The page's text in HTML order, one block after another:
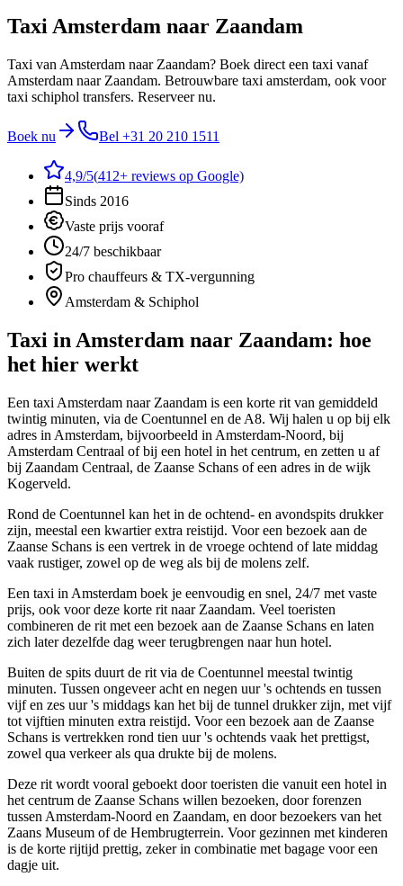
Taxi Amsterdam naar Zaandam
Taxi van Amsterdam naar Zaandam? Boek direct een taxi vanaf
Amsterdam naar Zaandam. Betrouwbare taxi amsterdam, ook voor
taxi schiphol transfers. Reserveer nu.
Boek nu Bel +31 20 210 1511
4,9/5(412+ reviews op Google)
Sinds 2016
Vaste prijs vooraf
24/7 beschikbaar
Pro chauffeurs & TX-vergunning
Amsterdam & Schiphol
Taxi in Amsterdam naar Zaandam: hoe
het hier werkt
Een taxi Amsterdam naar Zaandam is een korte rit van gemiddeld
twintig minuten, via de Coentunnel en de A8. Wij halen u op bij elk
adres in Amsterdam, bijvoorbeeld in Amsterdam-Noord, bij
Amsterdam Centraal of bij een hotel in het centrum, en zetten u af
bij Zaandam Centraal, de Zaanse Schans of een adres in de wijk
Kogerveld.
Rond de Coentunnel kan het in de ochtend- en avondspits drukker
zijn, meestal een kwartier extra reistijd. Voor een bezoek aan de
Zaanse Schans is een vertrek in de vroege ochtend of late middag
vaak rustiger, zowel op de weg als bij de molens zelf.
Een taxi in Amsterdam boek je eenvoudig en snel, 24/7 met vaste
prijs, ook voor deze korte rit naar Zaandam. Veel toeristen
combineren de rit met een bezoek aan de Zaanse Schans en laten
zich later dezelfde dag weer terugbrengen naar hun hotel.
Buiten de spits duurt de rit via de Coentunnel meestal twintig
minuten. Tussen ongeveer acht en negen uur 's ochtends en tussen
vijf en zes uur 's middags kan het bij de tunnel drukker zijn, met vijf
tot vijftien minuten extra reistijd. Voor een bezoek aan de Zaanse
Schans is vertrekken rond tien uur 's ochtends vaak het prettigst,
zowel qua verkeer als qua drukte bij de molens.
Deze rit wordt vooral geboekt door toeristen die vanuit een hotel in
het centrum de Zaanse Schans willen bezoeken, door forenzen
tussen Amsterdam-Noord en Zaandam, en door bezoekers van het
Zaans Museum of de Hembrugterrein. Voor gezinnen met kinderen
is de korte rijtijd prettig, zeker in combinatie met bagage voor een
dagje uit.